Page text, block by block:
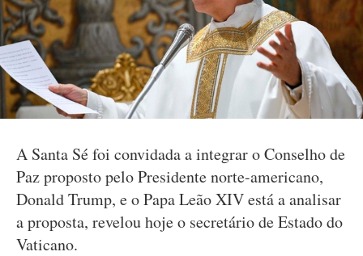
A Santa Sé foi convidada a integrar o Conselho de
Paz proposto pelo Presidente norte-americano,
Donald Trump, e o Papa Leão XIV está a analisar
a proposta, revelou hoje o secretário de Estado do
Vaticano.